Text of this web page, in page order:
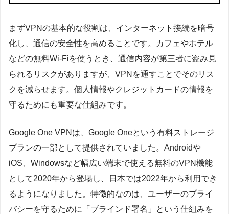
まずVPNの基本的な役割は、インターネット接続を暗号
化し、通信の安全性を高めることです。カフェやホテル
などの無料Wi-Fiを使うとき、通信内容が第三者に盗み見
られるリスクがありますが、VPNを通すことでそのリス
クを減らせます。個人情報やクレジットカードの情報を
守るためにも重要な仕組みです。
Google One VPNは、Google Oneという有料ストレージ
プランの一部として提供されていました。Androidや
iOS、Windowsなど幅広い端末で使える無料のVPN機能
として2020年から登場し、日本では2022年から利用でき
るようになりました。特徴的なのは、ユーザーのプライ
バシーを守るために「ブラインド署名」という仕組みを